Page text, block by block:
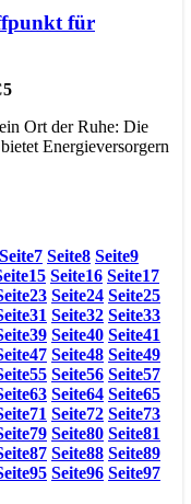
für
Ort der Ruhe: Die
Energieversorgern
Seite7 Seite8 Seite9
15 Seite16 Seite17
23 Seite24 Seite25
31 Seite32 Seite33
39 Seite40 Seite41
47 Seite48 Seite49
55 Seite56 Seite57
63 Seite64 Seite65
71 Seite72 Seite73
79 Seite80 Seite81
87 Seite88 Seite89
95 Seite96 Seite97